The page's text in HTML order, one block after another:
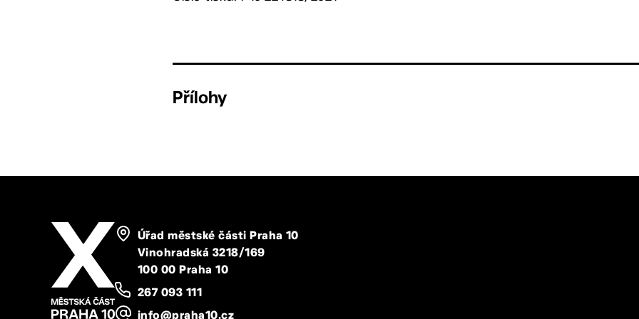
Přílohy
Úřad městské části Praha 10
Vinohradská 3218/169
100 00 Praha 10
267 093 111
info@praha10.cz